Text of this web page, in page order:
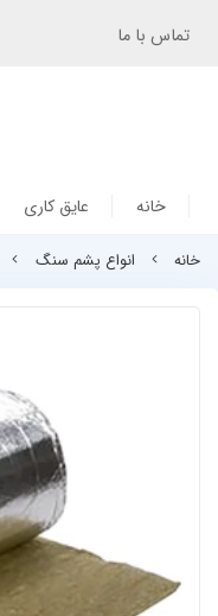
تماس با ما
خانه عایق کاری
خانه انواع پشم سنگ